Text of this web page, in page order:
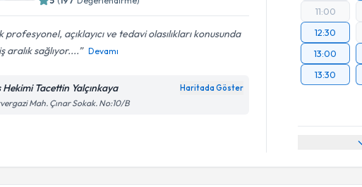
profesyonel, açıklayıcı ve tedavi olasılıkları konusunda
aralık sağlıyor....
Devamı
Hekimi Tacettin Yalçınkaya Haritada Göster
Mah. Çınar Sokak. No:10/B
11:00
12:30
13:00
13:30